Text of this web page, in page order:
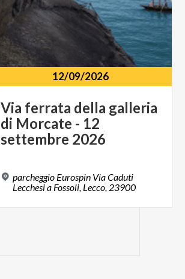
12/09/2026
Via ferrata della galleria
di Morcate - 12
settembre 2026
parcheggio Eurospin Via Caduti
Lecchesi a Fossoli, Lecco, 23900